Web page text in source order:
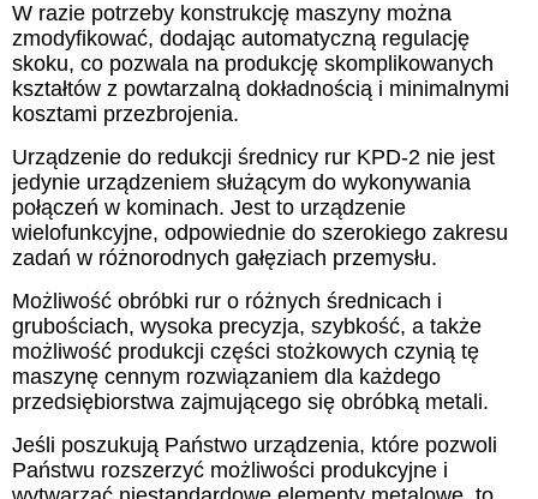
W razie potrzeby konstrukcję maszyny można
zmodyfikować, dodając automatyczną regulację
skoku, co pozwala na produkcję skomplikowanych
kształtów z powtarzalną dokładnością i minimalnymi
kosztami przezbrojenia.
Urządzenie do redukcji średnicy rur KPD-2 nie jest
jedynie urządzeniem służącym do wykonywania
połączeń w kominach. Jest to urządzenie
wielofunkcyjne, odpowiednie do szerokiego zakresu
zadań w różnorodnych gałęziach przemysłu.
Możliwość obróbki rur o różnych średnicach i
grubościach, wysoka precyzja, szybkość, a także
możliwość produkcji części stożkowych czynią tę
maszynę cennym rozwiązaniem dla każdego
przedsiębiorstwa zajmującego się obróbką metali.
Jeśli poszukują Państwo urządzenia, które pozwoli
Państwu rozszerzyć możliwości produkcyjne i